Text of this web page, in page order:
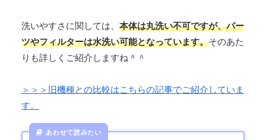
洗いやすさに関しては、 本体は丸洗い不可ですが、パー
ツやフィルターは水洗い可能となっています。そのあた
りも詳しくご紹介しますね＾＾
＞＞＞旧機種との比較はこちらの記事でご紹介していま
す。